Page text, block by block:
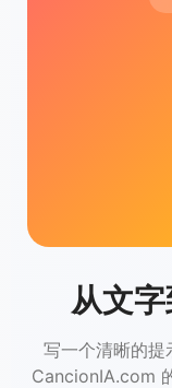
从文
写一个清晰的提
CancionIA.com